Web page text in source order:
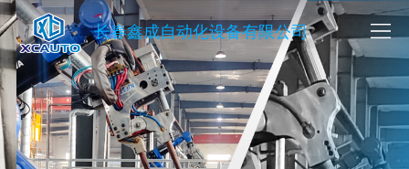
长春鑫成自动化设备有限公司